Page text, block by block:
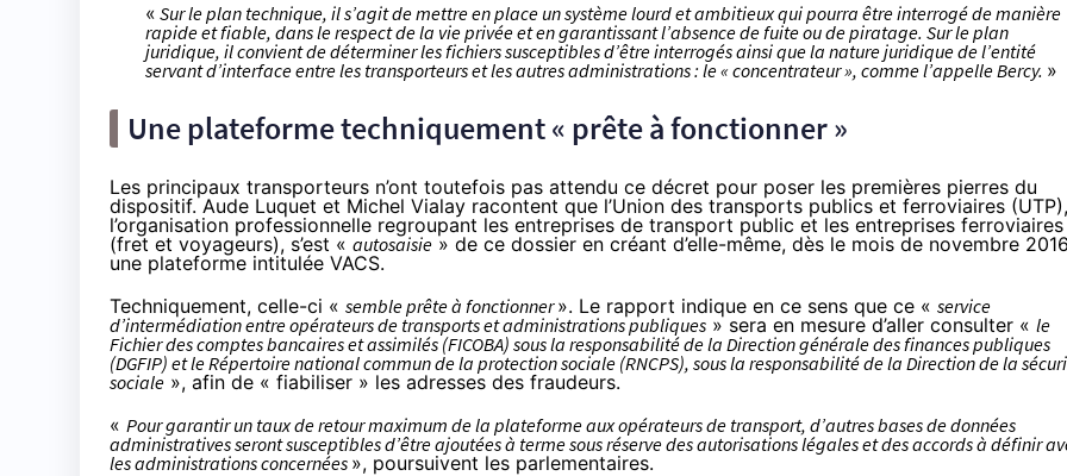
« Sur le plan technique, il s’agit de mettre en place un système lourd et ambitieux qui pourra être interrogé de manière
rapide et fiable, dans le respect de la vie privée et en garantissant l’absence de fuite ou de piratage. Sur le plan
juridique, il convient de déterminer les fichiers susceptibles d’être interrogés ainsi que la nature juridique de l’entité
servant d’interface entre les transporteurs et les autres administrations : le « concentrateur », comme l’appelle Bercy. »
Une plateforme techniquement « prête à fonctionner »
Les principaux transporteurs n’ont toutefois pas attendu ce décret pour poser les premières pierres du
dispositif. Aude Luquet et Michel Vialay racontent que l’Union des transports publics et ferroviaires (UTP),
l’organisation professionnelle regroupant les entreprises de transport public et les entreprises ferroviaires
(fret et voyageurs), s’est « autosaisie » de ce dossier en créant d’elle-même, dès le mois de novembre
une plateforme intitulée VACS.
Techniquement, celle-ci « semble prête à fonctionner». Le rapport indique en ce sens que ce « service
d’intermédiation entre opérateurs de transports et administrations publiques » sera en mesure d’aller consulter « le
Fichier des comptes bancaires et assimilés (FICOBA) sous la responsabilité de la Direction générale des finances publiques
(DGFIP) et le Répertoire national commun de la protection sociale (RNCPS), sous la responsabilité de la Direction de la
sociale », afin de « fiabiliser » les adresses des fraudeurs.
« Pour garantir un taux de retour maximum de la plateforme aux opérateurs de transport, d’autres bases de données
administratives seront susceptibles d’être ajoutées à terme sous réserve des autorisations légales et des accords à définir
les administrations concernées », poursuivent les parlementaires.